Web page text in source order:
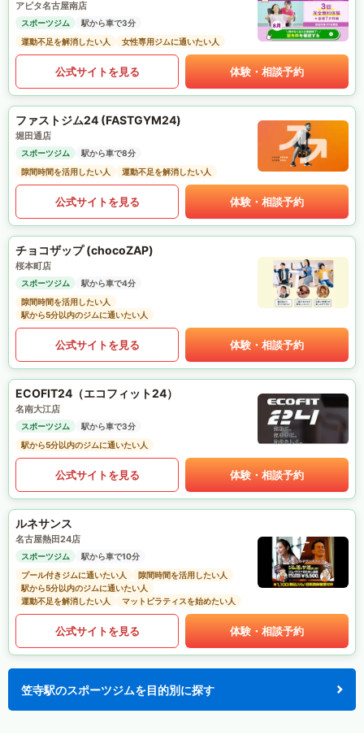
アピタ名古屋南店
スポーツジム
駅から車で3分
運動不足を解消したい人
女性専用ジムに通いたい人
公式サイトを見る 体験・相談予約
ファストジム24 (FASTGYM24)
堀田通店
スポーツジム
駅から車で8分
隙間時間を活用したい人
運動不足を解消したい人
公式サイトを見る 体験・相談予約
チョコザップ (chocoZAP)
桜本町店
スポーツジム
駅から車で4分
隙間時間を活用したい人
駅から5分以内のジムに通いたい人
公式サイトを見る 体験・相談予約
ECOFIT24（エコフィット24）
名南大江店
スポーツジム
駅から車で3分
駅から5分以内のジムに通いたい人
公式サイトを見る 体験・相談予約
ルネサンス
名古屋熱田24店
スポーツジム
駅から車で10分
プール付きジムに通いたい人
隙間時間を活用したい人
駅から5分以内のジムに通いたい人
運動不足を解消したい人
マットピラティスを始めたい人
公式サイトを見る 体験・相談予約
笠寺駅のスポーツジムを目的別に探す